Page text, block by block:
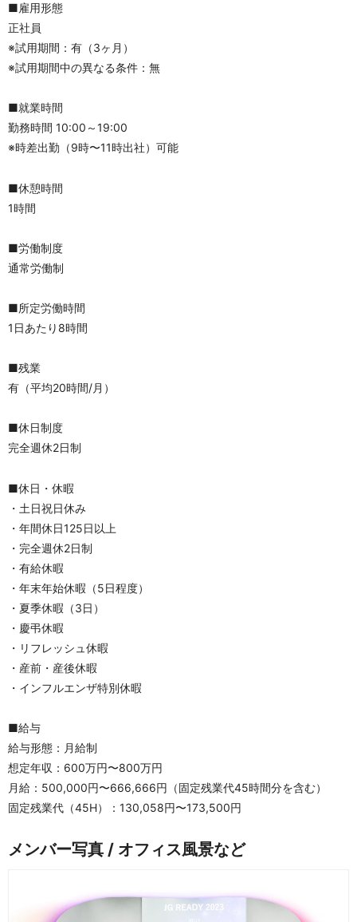
■雇用形態
正社員
※試用期間：有（3ヶ月）
※試用期間中の異なる条件：無
■就業時間
勤務時間 10:00～19:00
※時差出勤（9時〜11時出社）可能
■休憩時間
1時間
■労働制度
通常労働制
■所定労働時間
1日あたり8時間
■残業
有（平均20時間/月）
■休日制度
完全週休2日制
■休日・休暇
・土日祝日休み
・年間休日125日以上
・完全週休2日制
・有給休暇
・年末年始休暇（5日程度）
・夏季休暇（3日）
・慶弔休暇
・リフレッシュ休暇
・産前・産後休暇
・インフルエンザ特別休暇
■給与
給与形態：月給制
想定年収：600万円〜800万円
月給：500,000円〜666,666円（固定残業代45時間分を含む）
固定残業代（45H）：130,058円〜173,500円
メンバー写真 / オフィス風景など